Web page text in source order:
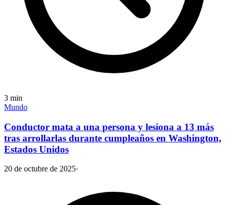
3 min
Mundo
Conductor mata a una persona y lesiona a 13 más
tras arrollarlas durante cumpleaños en Washington,
Estados Unidos
20 de octubre de 2025·